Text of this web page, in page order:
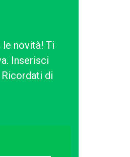
novità! Ti
Inserisci
di